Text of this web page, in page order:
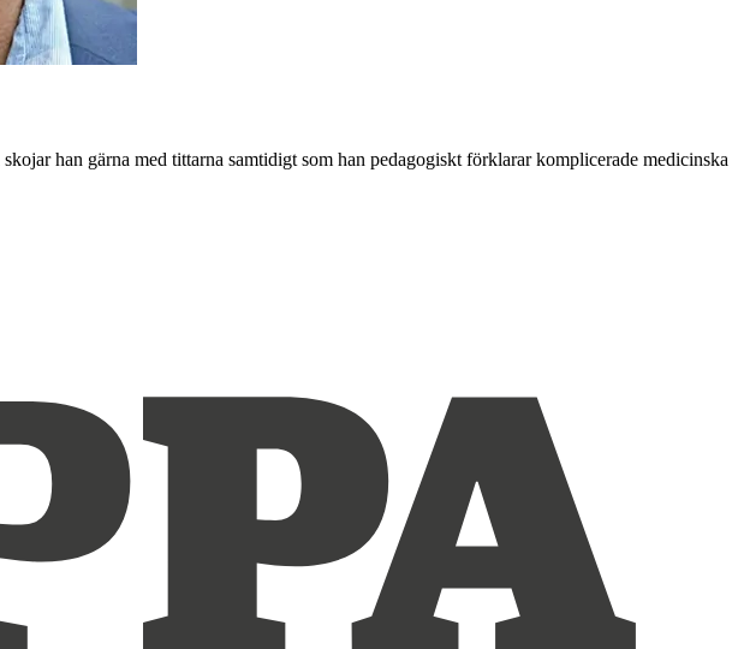
han gärna med tittarna samtidigt som han pedagogiskt förklarar komplicerade medicinska